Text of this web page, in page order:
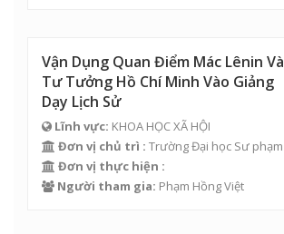
Vận Dụng Quan Điểm Mác Lênin Và
Tư Tưởng Hồ Chí Minh Vào Giảng
Dạy Lịch Sử
Lĩnh vực: KHOA HỌC XÃ HỘI
Đơn vị chủ trì : Trường Đại học Sư phạm
Đơn vị thực hiện :
Người tham gia: Phạm Hồng Việt